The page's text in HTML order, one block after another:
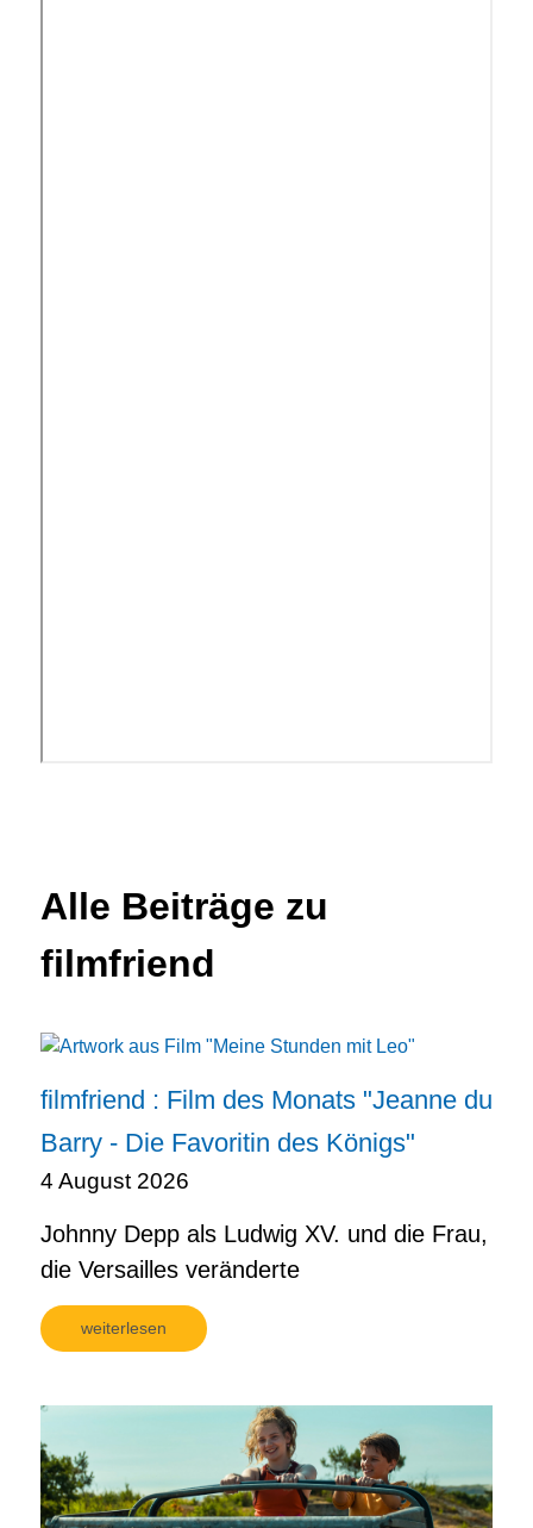
Alle Beiträge zu
filmfriend
filmfriend : Film des Monats "Jeanne du
Barry - Die Favoritin des Königs"
4 August 2026
Johnny Depp als Ludwig XV. und die Frau,
die Versailles veränderte
weiterlesen